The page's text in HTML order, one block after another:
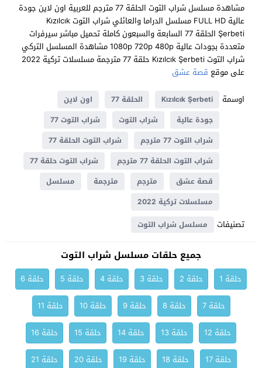
مشاهدة مسلسل شراب التوت الحلقة 77 مترجم للعربية اون لاين جودة
عالية FULL HD مسلسل الدراما والعائلي شراب التوت Kızılcık
Şerbeti الحلقة 77 السابعة والسبعون كاملة تحميل مباشر سيرفرات
متعددة بجودات عالية 1080p 720p 480p مشاهدة المسلسل التركي
شراب التوت Kızılcık Şerbeti حلقة 77 مترجمة مسلسلات تركية 2022
على موقع قصة عشق
اوسمة
Kızılcık Şerbeti الحلقة 77
اون لاين
جودة عالية
شراب التوت
شراب التوت 77
شراب التوت 77 مترجم
شراب التوت الحلقة 77
شراب التوت الحلقة 77 مترجم
شراب التوت حلقة 77
قصة عشق
مترجم مترجمة
مسلسل
مسلسلات تركية 2022
تصنيفات مسلسل شراب التوت
جميع حلقات مسلسل شراب التوت
حلقة 1 حلقة 2 حلقة 3 حلقة 4 حلقة 5
حلقة 6
حلقة 7
حلقة 8 حلقة 9 حلقة 10
حلقة 11
حلقة 12
حلقة 13 حلقة 14 حلقة 15
حلقة 16
حلقة 17
حلقة 18 حلقة 19 حلقة 20
حلقة 21